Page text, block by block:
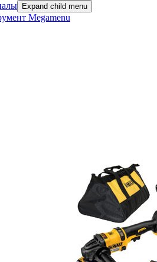
Expand child menu
Megamenu